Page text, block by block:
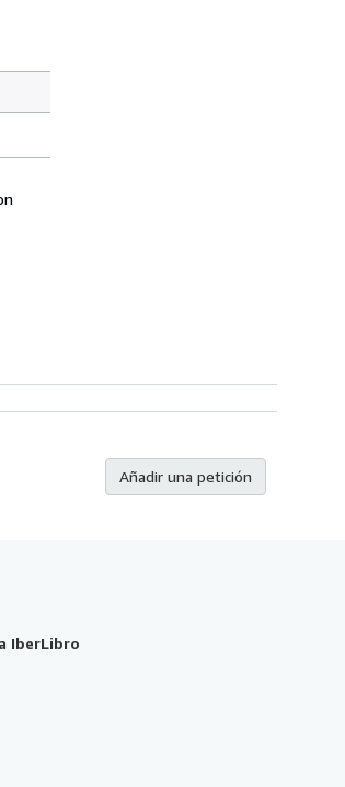
Añadir una petición
IberLibro